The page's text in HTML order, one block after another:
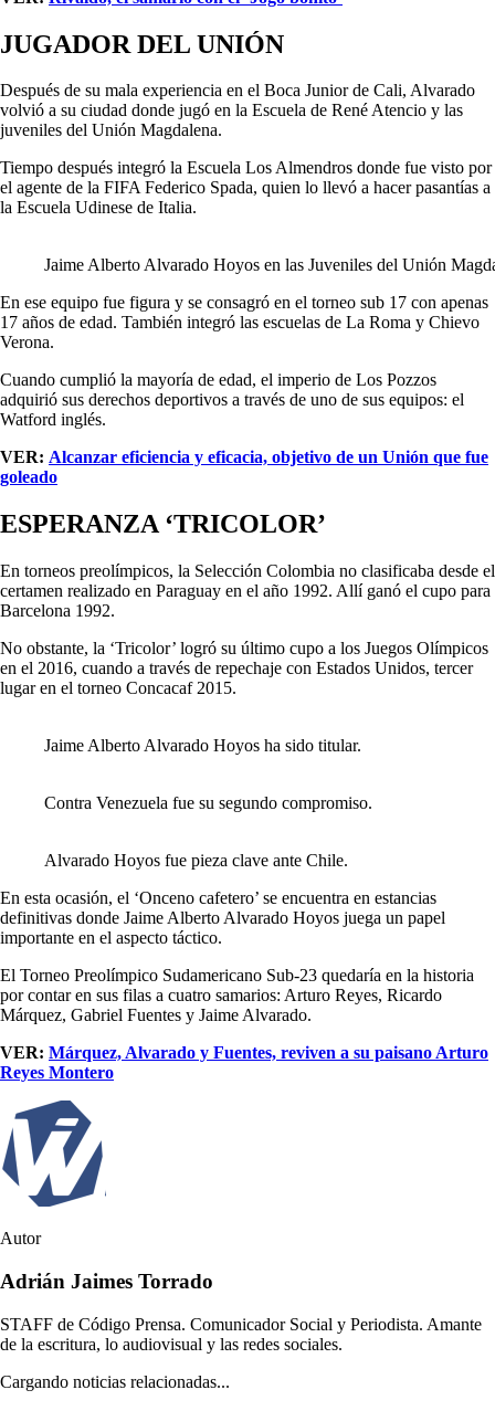
JUGADOR DEL UNIÓN
Después de su mala experiencia en el Boca Junior de Cali, Alvarado
volvió a su ciudad donde jugó en la Escuela de René Atencio y las
juveniles del Unión Magdalena.
Tiempo después integró la Escuela Los Almendros donde fue visto por
el agente de la FIFA Federico Spada, quien lo llevó a hacer pasantías a
la Escuela Udinese de Italia.
Jaime Alberto Alvarado Hoyos en las Juveniles del Unión
En ese equipo fue figura y se consagró en el torneo sub 17 con apenas
17 años de edad. También integró las escuelas de La Roma y Chievo
Verona.
Cuando cumplió la mayoría de edad, el imperio de Los Pozzos
adquirió sus derechos deportivos a través de uno de sus equipos: el
Watford inglés.
VER: Alcanzar eficiencia y eficacia, objetivo de un Unión que fue
goleado
ESPERANZA ‘TRICOLOR’
En torneos preolímpicos, la Selección Colombia no clasificaba desde el
certamen realizado en Paraguay en el año 1992. Allí ganó el cupo para
Barcelona 1992.
No obstante, la ‘Tricolor’ logró su último cupo a los Juegos Olímpicos
en el 2016, cuando a través de repechaje con Estados Unidos, tercer
lugar en el torneo Concacaf 2015.
Jaime Alberto Alvarado Hoyos ha sido titular.
Contra Venezuela fue su segundo compromiso.
Alvarado Hoyos fue pieza clave ante Chile.
En esta ocasión, el ‘Onceno cafetero’ se encuentra en estancias
definitivas donde Jaime Alberto Alvarado Hoyos juega un papel
importante en el aspecto táctico.
El Torneo Preolímpico Sudamericano Sub-23 quedaría en la historia
por contar en sus filas a cuatro samarios: Arturo Reyes, Ricardo
Márquez, Gabriel Fuentes y Jaime Alvarado.
VER: Márquez, Alvarado y Fuentes, reviven a su paisano Arturo
Reyes Montero
Autor
Adrián Jaimes Torrado
STAFF de Código Prensa. Comunicador Social y Periodista. Amante
de la escritura, lo audiovisual y las redes sociales.
Cargando noticias relacionadas...